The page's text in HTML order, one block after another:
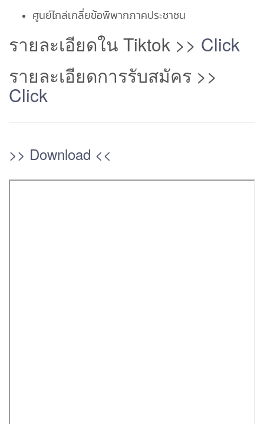
ศูนย์ไกล่เกลี่ยข้อพิพากภาคประชาชน
รายละเอียดใน Tiktok >> Click
รายละเอียดการรับสมัคร >>
Click
>> Download <<